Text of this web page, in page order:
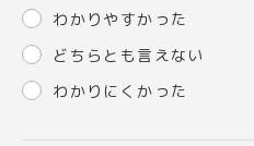
わかりやすかった
どちらとも言えない
わかりにくかった